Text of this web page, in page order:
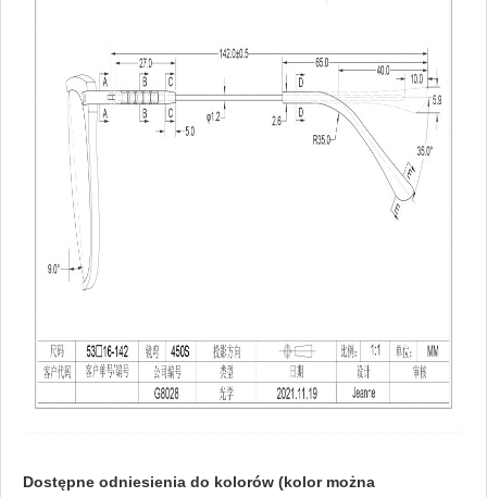
Dostępne odniesienia do kolorów (kolor można